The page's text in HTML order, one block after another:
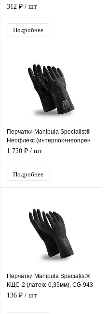
06/CG-922
312 ₽ / шт
Подробнее
Перчатки Manipula Specialist®
Неофлекс (интерлок+неопрен
2,1мм), NP-T-18/CG-974
1 720 ₽ / шт
Подробнее
Перчатки Manipula Specialist®
КЩС-2 (латекс 0,35мм), CG-943
136 ₽ / шт